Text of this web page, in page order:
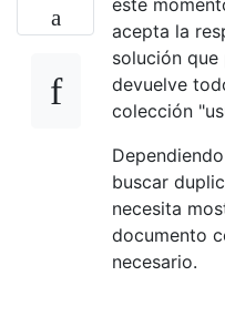
acepta la
solución
devuelve
colección
buscar
necesita
documento
necesario.